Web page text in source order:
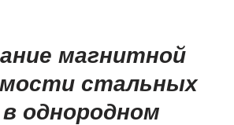
магнитной
стальных
однородном